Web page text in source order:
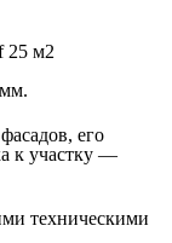
25 м2
его
к участку —
техническими